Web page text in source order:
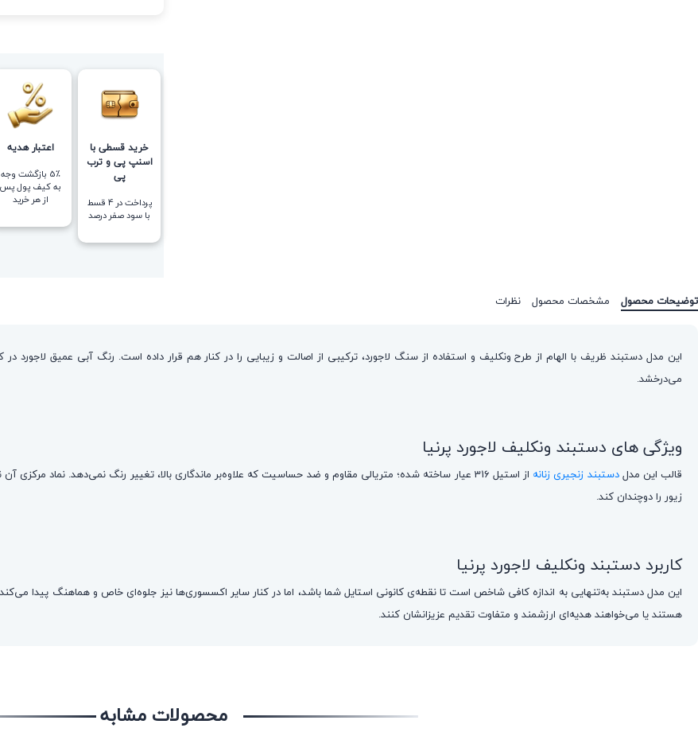
خرید قسطی با
اسنپ پی و ترب
پی
پرداخت در 4 قسط
با سود صفر درصد
اعتبار هدیه
5٪ بازگشت وجه
به کیف پول پس
از هر خرید
توضیحات محصول مشخصات محصول نظرات
این مدل دستبند ظریف با الهام از طرح ونکلیف و استفاده از سنگ لاجورد، ترکیبی از اصالت و زیبایی را در کنار هم قرار داده است. رنگ آبی عمیق لاجورد
می‌درخشد.
ویژگی های دستبند ونکلیف لاجورد پرنیا
قالب این مدلدستبند زنجیری زنانه
زیور را دوچندان کند.
کاربرد دستبند ونکلیف لاجورد پرنیا
این مدل دستبند به‌تنهایی به اندازه کافی شاخص است تا نقطه‌ی کانونی استایل شما باشد، اما در کنار سایر اکسسوری‌ها نیز جلوه‌ای خاص و هماهنگ پیدا
هستند یا می‌خواهند هدیه‌ای ارزشمند و متفاوت تقدیم عزیزانشان کنند.
محصولات مشابه